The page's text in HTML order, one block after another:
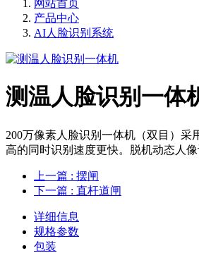
网站首页
产品中心
AI人脸识别系统
测温人脸识别一体
200万像素人脸识别一体机（双目）
高的同时识别速度更快。脱机动态人
上一篇 : 摆闸
下一篇 : 直杆道闸
详细信息
规格参数
包装